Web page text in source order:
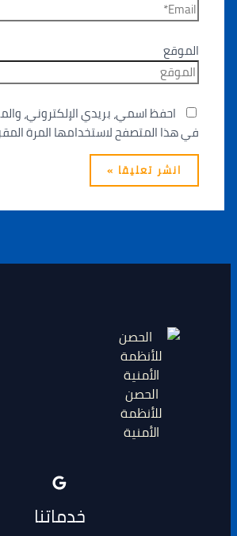
الموقع
احفظ اسمي، بريدي الإلكتروني،
في هذا المتصفح لاستخدامها المرة
الحصن
للأنظمة
الأمنية
خدماتنا